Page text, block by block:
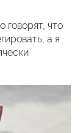
говорят, что
а я